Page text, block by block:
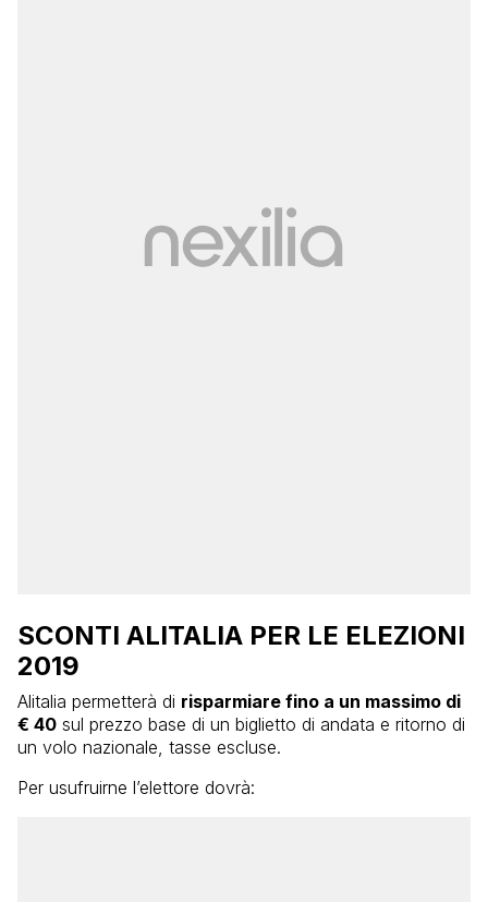
SCONTI ALITALIA PER LE ELEZIONI
2019
Alitalia permetterà di risparmiare fino a un massimo di
€ 40 sul prezzo base di un biglietto di andata e ritorno di
un volo nazionale, tasse escluse.
Per usufruirne l’elettore dovrà: